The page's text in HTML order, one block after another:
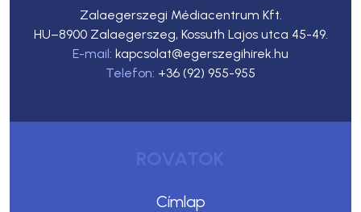
Zalaegerszegi Médiacentrum Kft.
HU–8900 Zalaegerszeg, Kossuth Lajos utca 45-49.
E-mail: kapcsolat@egerszegihirek.hu
Telefon: +36 (92) 955-955
ROVATOK
Címlap